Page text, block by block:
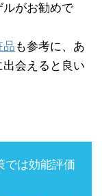
がお勧めで
品 も参考に、あ
会えると良い
では効能評価